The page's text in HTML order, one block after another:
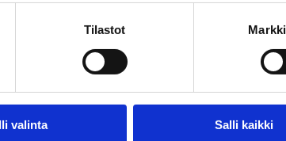
Tilastot
valinta Salli kaikki